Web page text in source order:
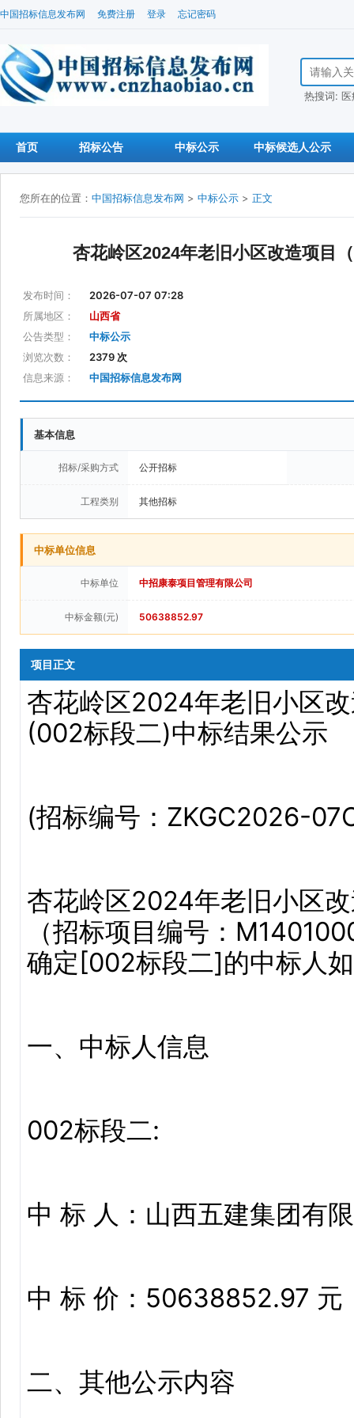
中国招标信息发布网 免费注册 登录 忘记密码
搜索招标信
热搜词:
首页 招标公告 中标公示 中标候选人公示
您所在的位置： 中国招标信息发布网 > 中标公示 > 正文
杏花岭区2024年老旧小区改造项目
发布时间：
2026-07-07 07:28
所属地区：
山西省
公告类型：
中标公示
浏览次数：
2379 次
信息来源：
中国招标信息发布网
基本信息
招标/采购方式 公开招标
工程类别 其他招标
中标单位信息
中标单位 中招康泰项目管理有限公司
中标金额(元) 50638852.97
项目正文